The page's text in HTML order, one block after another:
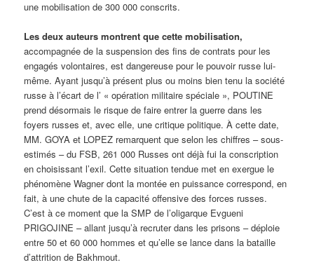
une mobilisation de 300 000 conscrits.
Les deux auteurs montrent que cette mobilisation,
accompagnée de la suspension des fins de contrats pour les
engagés volontaires, est dangereuse pour le pouvoir russe lui-
même. Ayant jusqu’à présent plus ou moins bien tenu la société
russe à l’écart de l’ « opération militaire spéciale », POUTINE
prend désormais le risque de faire entrer la guerre dans les
foyers russes et, avec elle, une critique politique. À cette date,
MM. GOYA et LOPEZ remarquent que selon les chiffres – sous-
estimés – du FSB, 261 000 Russes ont déjà fui la conscription
en choisissant l’exil. Cette situation tendue met en exergue le
phénomène Wagner dont la montée en puissance correspond, en
fait, à une chute de la capacité offensive des forces russes.
C’est à ce moment que la SMP de l’oligarque Evgueni
PRIGOJINE – allant jusqu’à recruter dans les prisons – déploie
entre 50 et 60 000 hommes et qu’elle se lance dans la bataille
d’attrition de Bakhmout.